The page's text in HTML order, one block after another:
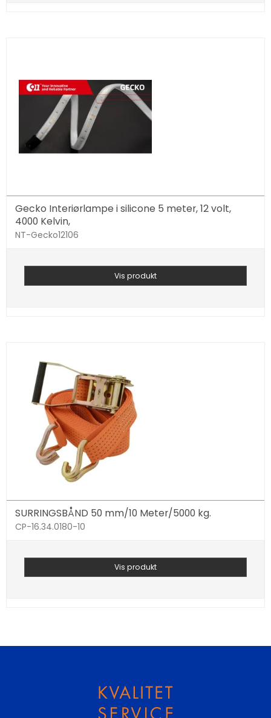
Gecko Interiørlampe i silicone 5 meter, 12 volt,
4000 Kelvin,
NT-Gecko12106
Vis produkt
SURRINGSBÅND 50 mm/10 Meter/5000 kg.
CP-16.34.0180-10
Vis produkt